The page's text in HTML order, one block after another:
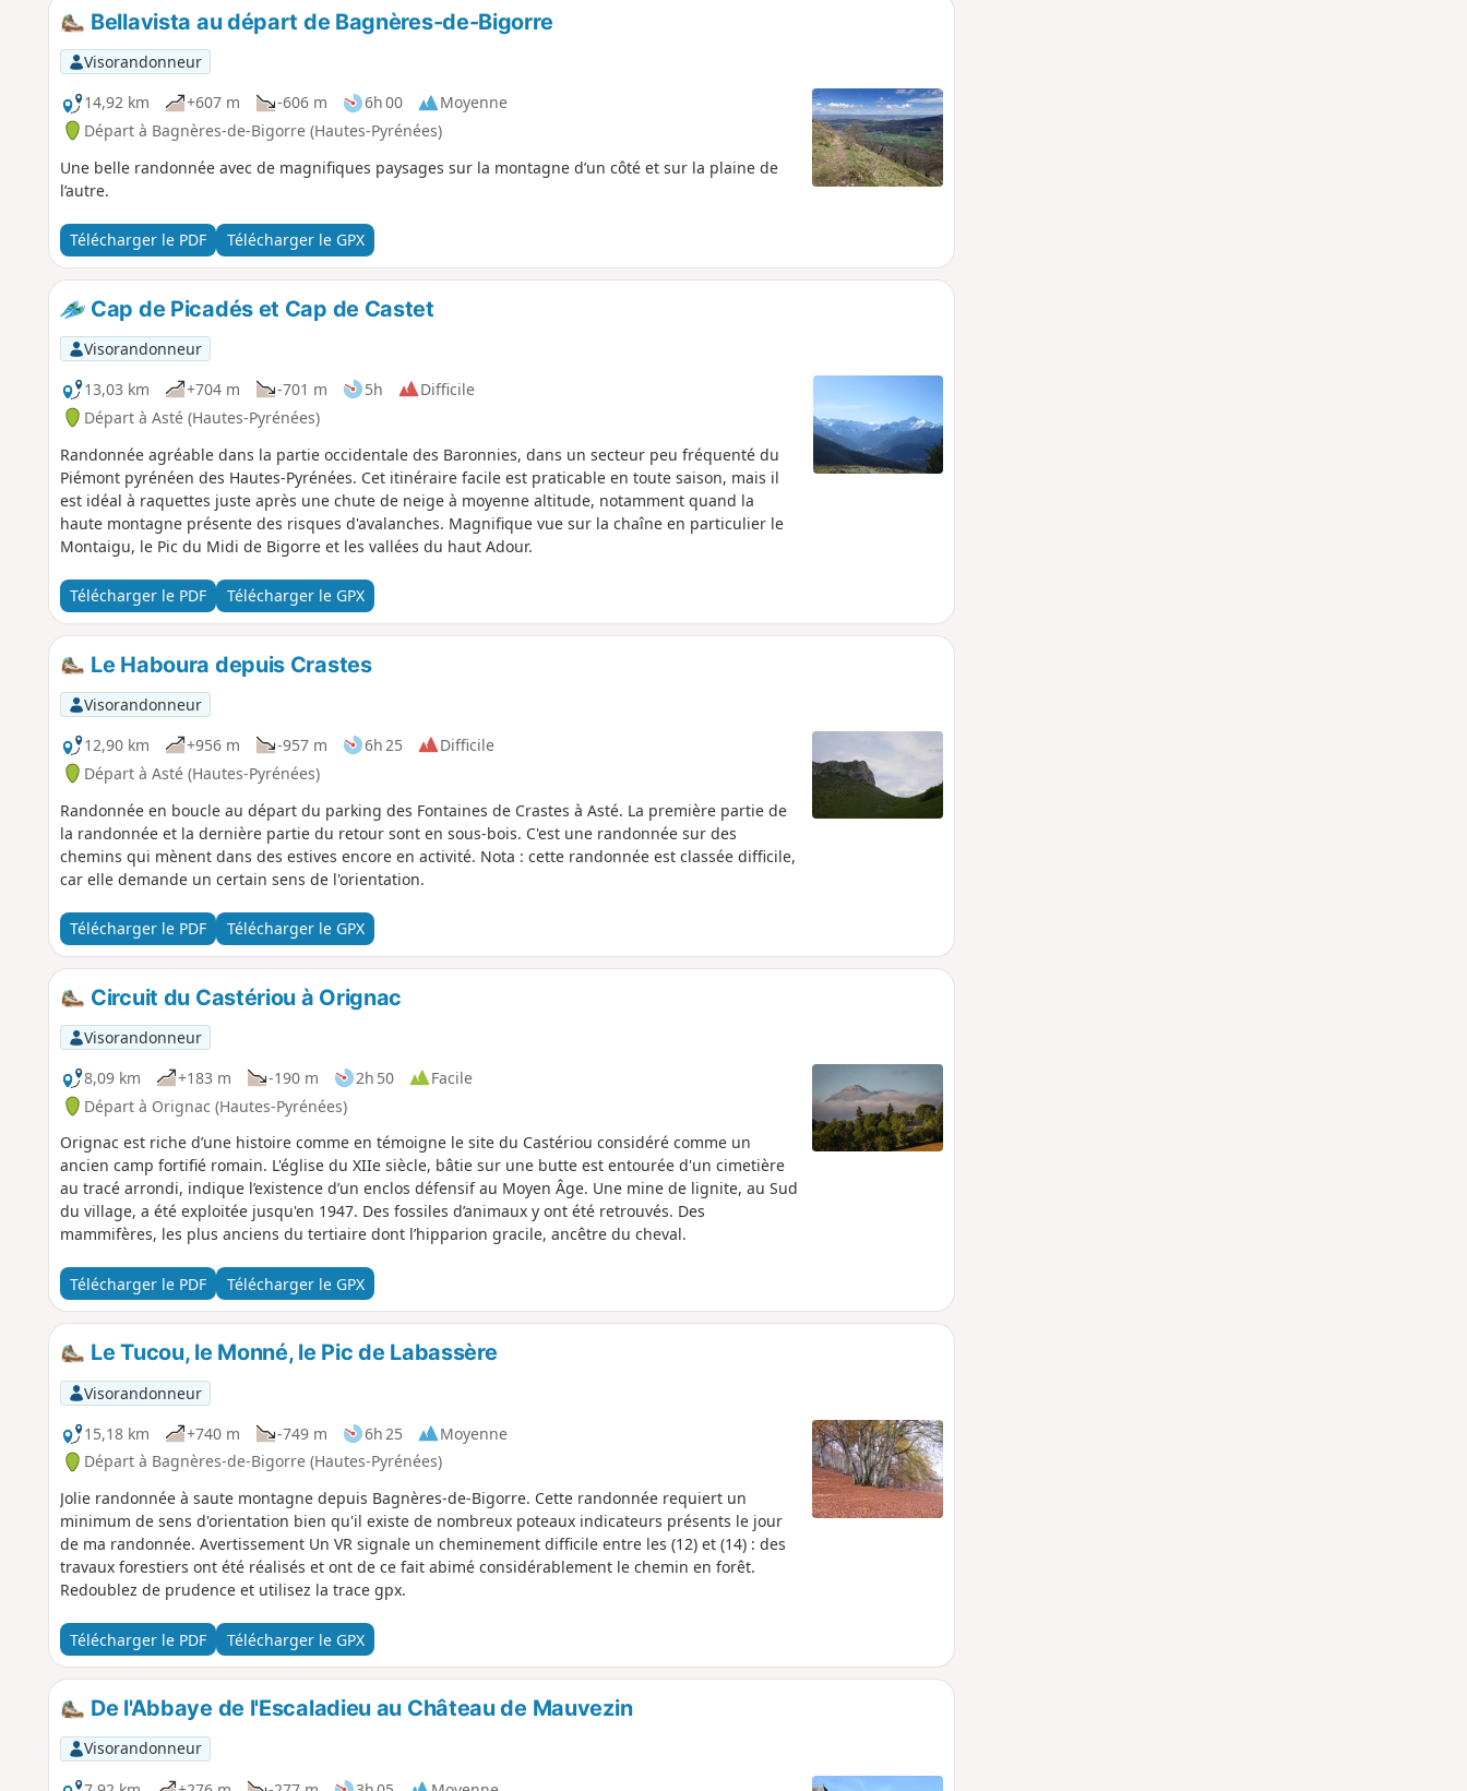
Bellavista au départ de Bagnères-de-Bigorre
Visorandonneur
14,92 km
+607 m -606 m 6h 00
Moyenne
Départ à Bagnères-de-Bigorre (Hautes-Pyrénées)
Une belle randonnée avec de magnifiques paysages sur la montagne d’un côté et sur la plaine de
l’autre.
Télécharger le PDF Télécharger le GPX
Cap de Picadés et Cap de Castet
Visorandonneur
13,03 km
+704 m -701 m 5h
Difficile
Départ à Asté (Hautes-Pyrénées)
Randonnée agréable dans la partie occidentale des Baronnies, dans un secteur peu fréquenté du
Piémont pyrénéen des Hautes-Pyrénées. Cet itinéraire facile est praticable en toute saison, mais il
est idéal à raquettes juste après une chute de neige à moyenne altitude, notamment quand la
haute montagne présente des risques d'avalanches. Magnifique vue sur la chaîne en particulier le
Montaigu, le Pic du Midi de Bigorre et les vallées du haut Adour.
Télécharger le PDF Télécharger le GPX
Le Haboura depuis Crastes
Visorandonneur
12,90 km
+956 m -957 m 6h 25
Difficile
Départ à Asté (Hautes-Pyrénées)
Randonnée en boucle au départ du parking des Fontaines de Crastes à Asté. La première partie de
la randonnée et la dernière partie du retour sont en sous-bois. C'est une randonnée sur des
chemins qui mènent dans des estives encore en activité. Nota : cette randonnée est classée difficile,
car elle demande un certain sens de l'orientation.
Télécharger le PDF Télécharger le GPX
Circuit du Castériou à Orignac
Visorandonneur
8,09 km
+183 m -190 m 2h 50
Facile
Départ à Orignac (Hautes-Pyrénées)
Orignac est riche d’une histoire comme en témoigne le site du Castériou considéré comme un
ancien camp fortifié romain. L'église du XIIe siècle, bâtie sur une butte est entourée d'un cimetière
au tracé arrondi, indique l’existence d’un enclos défensif au Moyen Âge. Une mine de lignite, au Sud
du village, a été exploitée jusqu'en 1947. Des fossiles d’animaux y ont été retrouvés. Des
mammifères, les plus anciens du tertiaire dont l’hipparion gracile, ancêtre du cheval.
Télécharger le PDF Télécharger le GPX
Le Tucou, le Monné, le Pic de Labassère
Visorandonneur
15,18 km
+740 m -749 m 6h 25
Moyenne
Départ à Bagnères-de-Bigorre (Hautes-Pyrénées)
Jolie randonnée à saute montagne depuis Bagnères-de-Bigorre. Cette randonnée requiert un
minimum de sens d'orientation bien qu'il existe de nombreux poteaux indicateurs présents le jour
de ma randonnée. Avertissement Un VR signale un cheminement difficile entre les (12) et (14) : des
travaux forestiers ont été réalisés et ont de ce fait abimé considérablement le chemin en forêt.
Redoublez de prudence et utilisez la trace gpx.
Télécharger le PDF Télécharger le GPX
De l'Abbaye de l'Escaladieu au Château de Mauvezin
Visorandonneur